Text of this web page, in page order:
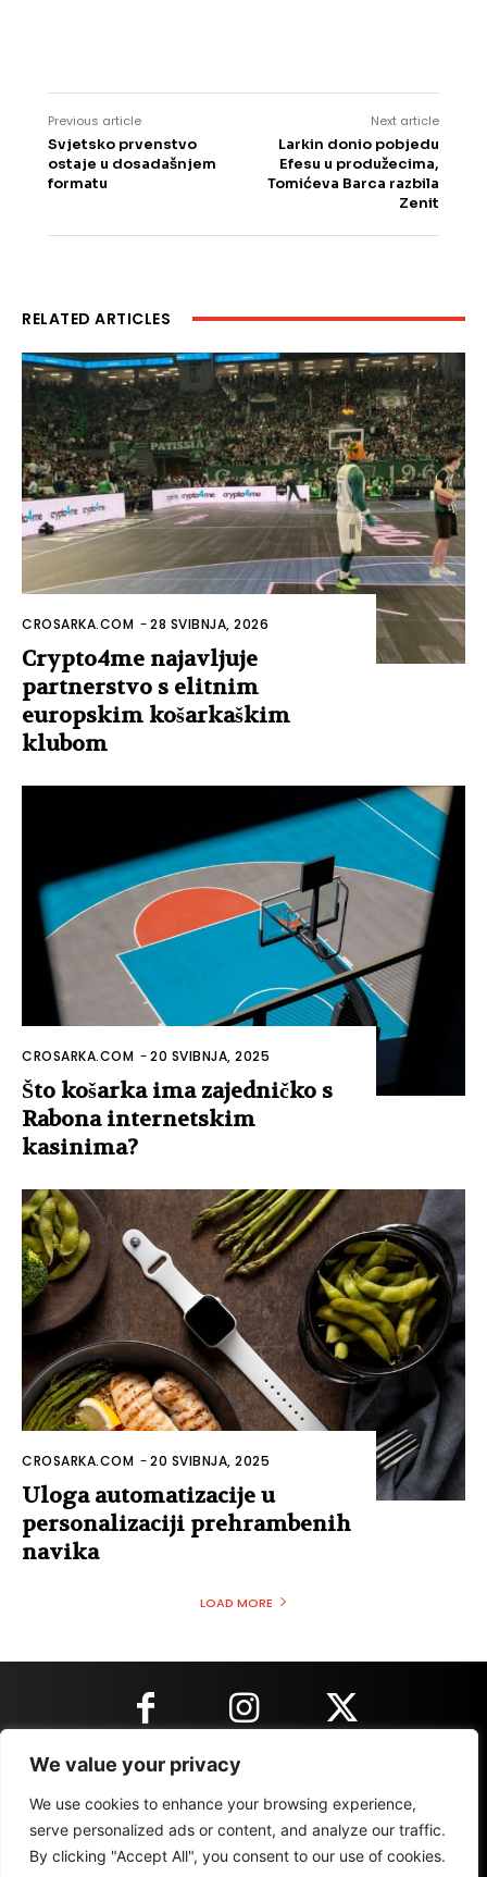
We value your privacy
We use cookies to enhance your browsing experience,
serve personalized ads or content, and analyze our traffic.
By clicking "Accept All", you consent to our use of cookies.
Previous article
Svjetsko prvenstvo
ostaje u dosadašnjem
formatu
Next article
Larkin donio pobjedu
Efesu u produžecima,
Tomićeva Barca razbila
Zenit
RELATED ARTICLES
CROSARKA.COM -28 SVIBNJA, 2026
Crypto4me najavljuje
partnerstvo s elitnim
europskim košarkaškim
klubom
CROSARKA.COM -20 SVIBNJA, 2025
Što košarka ima zajedničko s
Rabona internetskim
kasinima?
CROSARKA.COM -20 SVIBNJA, 2025
Uloga automatizacije u
personalizaciji prehrambenih
navika
LOAD MORE
KONTAKT INFORMACIJE
IMPRESSUM MARKETING REZULTATI